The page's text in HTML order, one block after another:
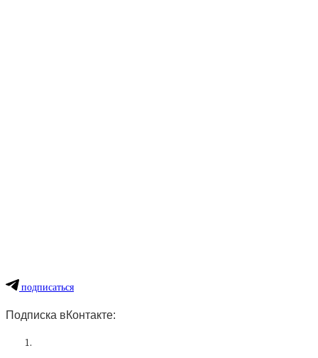
подписаться
Подписка вКонтакте: